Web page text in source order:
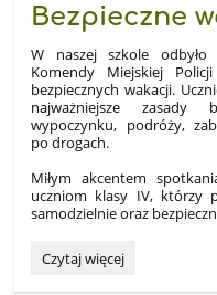
Bezpieczne
W naszej szkole
Komendy Miejskiej
bezpiecznych wakacji.
najważniejsze zasady
wypoczynku, podróży,
po drogach.
Miłym akcentem
uczniom klasy IV, którzy
samodzielnie oraz
Bezpieczne
Czytaj więcej